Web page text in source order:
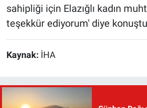
sahipliği için Elazığlı kadın
teşekkür ediyorum' diye
Kaynak: İHA